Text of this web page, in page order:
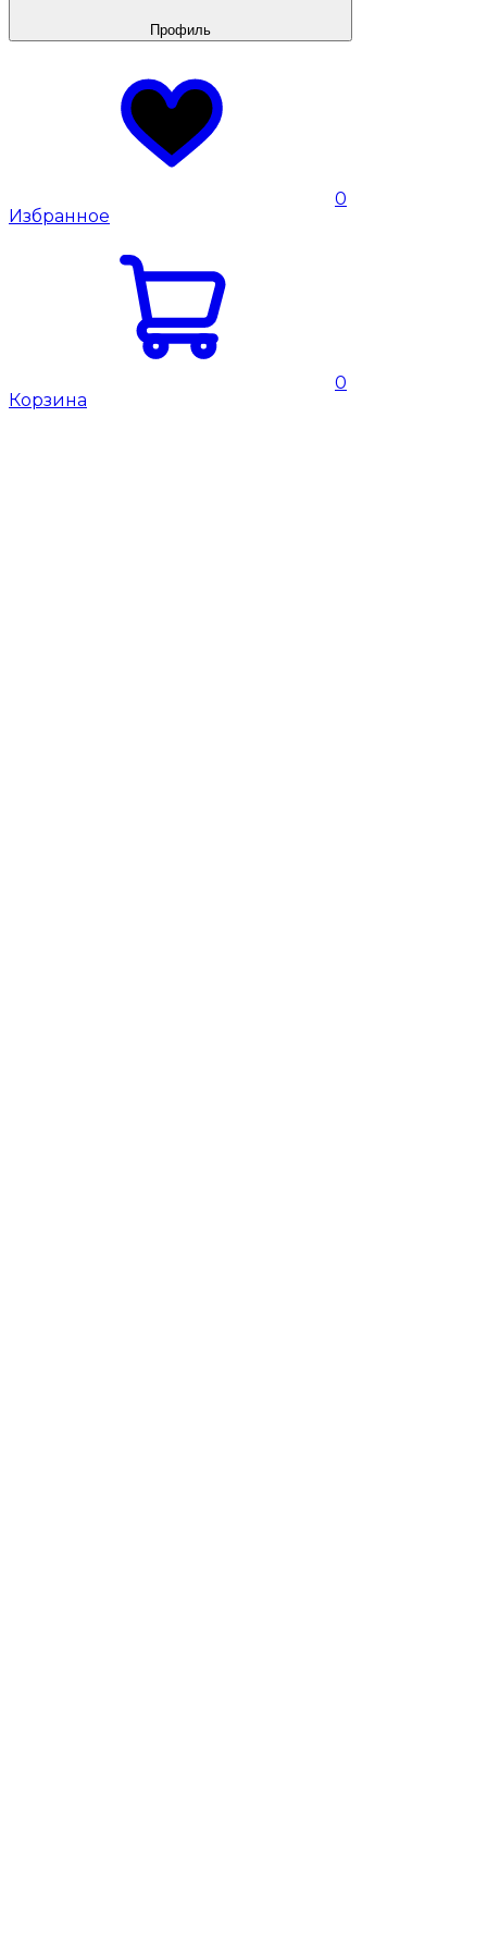
Профиль
0
Избранное
0
Корзина